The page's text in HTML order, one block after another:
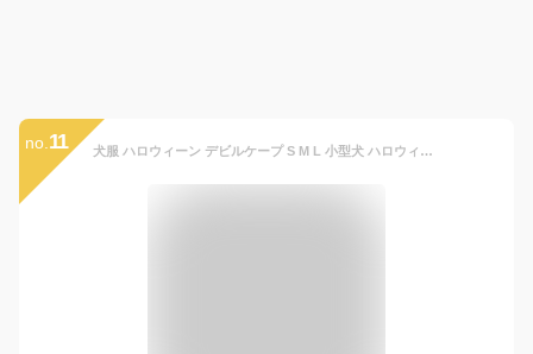
no. 11 犬服 ハロウィーン デビルケープ S M L 小型犬 ハロウィン マント コスチューム ドッグウェア